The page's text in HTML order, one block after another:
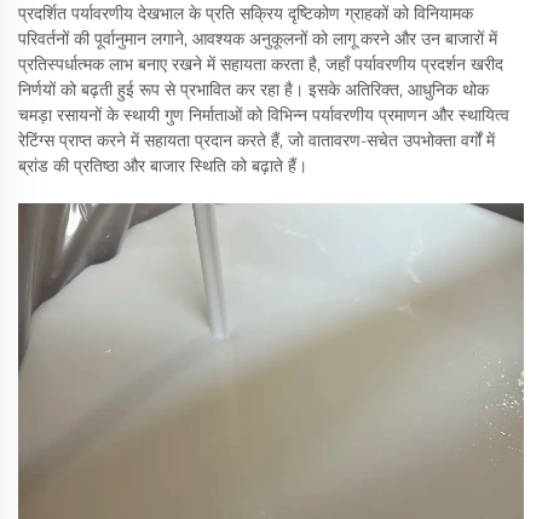
प्रदर्शित पर्यावरणीय देखभाल के प्रति सक्रिय दृष्टिकोण ग्राहकों को विनियामक
परिवर्तनों की पूर्वानुमान लगाने, आवश्यक अनुकूलनों को लागू करने और उन बाजारों में
प्रतिस्पर्धात्मक लाभ बनाए रखने में सहायता करता है, जहाँ पर्यावरणीय प्रदर्शन खरीद
निर्णयों को बढ़ती हुई रूप से प्रभावित कर रहा है। इसके अतिरिक्त, आधुनिक थोक
चमड़ा रसायनों के स्थायी गुण निर्माताओं को विभिन्न पर्यावरणीय प्रमाणन और स्थायित्व
रेटिंग्स प्राप्त करने में सहायता प्रदान करते हैं, जो वातावरण-सचेत उपभोक्ता वर्गों में
ब्रांड की प्रतिष्ठा और बाजार स्थिति को बढ़ाते हैं।